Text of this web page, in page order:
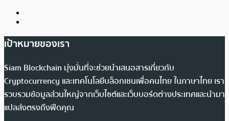
เป้าหมายของเรา
Siam Blockchain มุ่งมั่นที่จะช่วยนำเสนอสารเกี่ยวกับ
Cryptocurrency และเทคโนโลยีบล็อกเชนเพื่อคนไทย ในภาษาไทย เรา
รวบรวมข้อมูลส่วนใหญ่จากเว็บไซต์และเว็บบอร์ดต่างประเทศและนำมา
แปลส่งตรงถึงฟีดคุณ